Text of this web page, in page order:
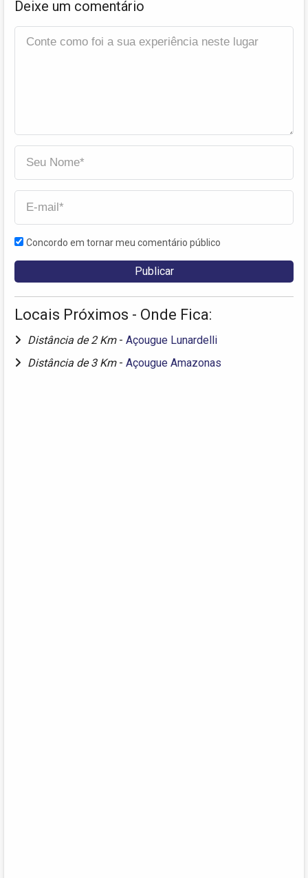
Deixe um comentário
Concordo em tornar meu comentário público
Locais Próximos - Onde Fica:
Distância de 2 Km - Açougue Lunardelli
Distância de 3 Km - Açougue Amazonas